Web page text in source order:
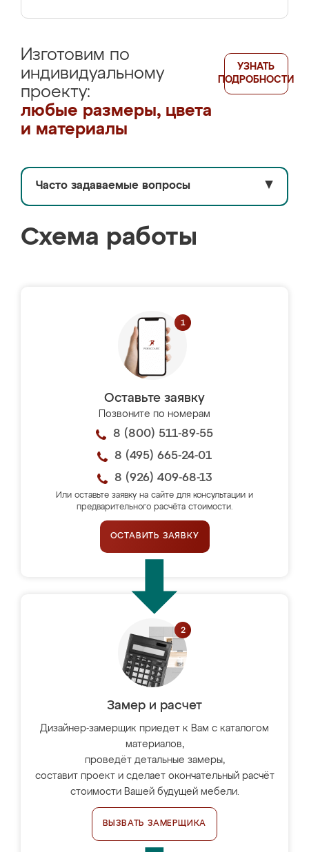
Изготовим по
индивидуальному
проекту:
любые размеры, цвета
и материалы
УЗНАТЬ
ПОДРОБНОСТИ
Часто задаваемые вопросы ▼
Схема работы
Оставьте заявку
Позвоните по номерам
8 (800) 511-89-55
8 (495) 665-24-01
8 (926) 409-68-13
Или оставьте заявку на сайте для консультации и
предварительного расчёта стоимости.
ОСТАВИТЬ ЗАЯВКУ
Замер и расчет
Дизайнер-замерщик приедет к Вам с каталогом
материалов,
проведёт детальные замеры,
составит проект и сделает окончательный расчёт
стоимости Вашей будущей мебели.
ВЫЗВАТЬ ЗАМЕРЩИКА